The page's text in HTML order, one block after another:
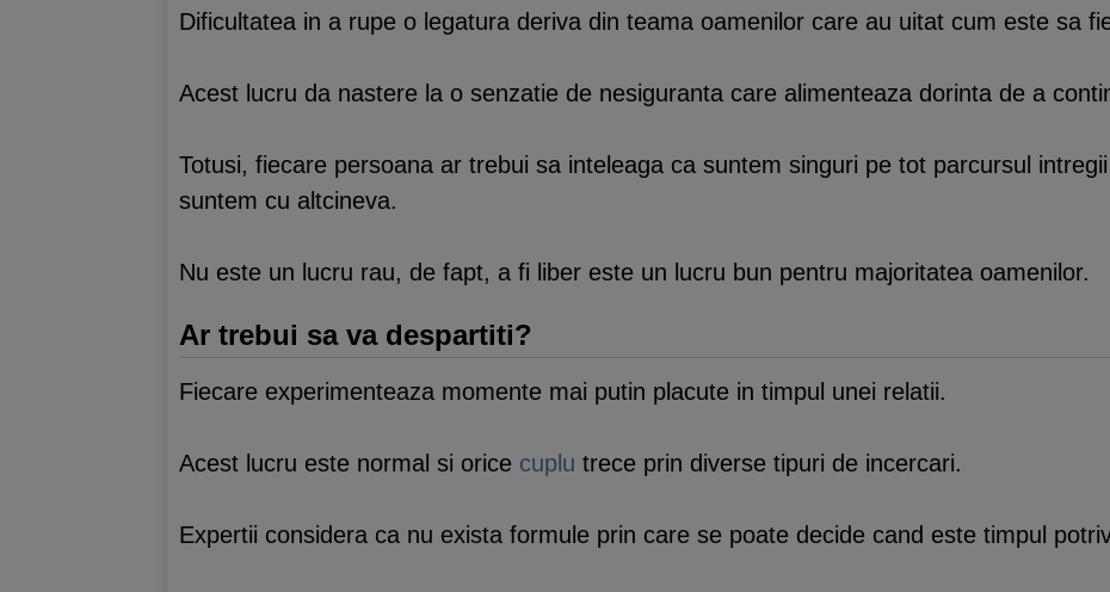
Dificultatea in a rupe o legatura deriva din teama oamenilor care au uitat cum este sa
Acest lucru da nastere la o senzatie de nesiguranta care alimenteaza dorinta de a
Totusi, fiecare persoana ar trebui sa inteleaga ca suntem singuri pe tot parcursul
suntem cu altcineva.
Nu este un lucru rau, de fapt, a fi liber este un lucru bun pentru majoritatea oamenilor.
Ar trebui sa va despartiti?
Fiecare experimenteaza momente mai putin placute in timpul unei relatii.
Acest lucru este normal si orice cuplu trece prin diverse tipuri de incercari.
Expertii considera ca nu exista formule prin care se poate decide cand este timpul